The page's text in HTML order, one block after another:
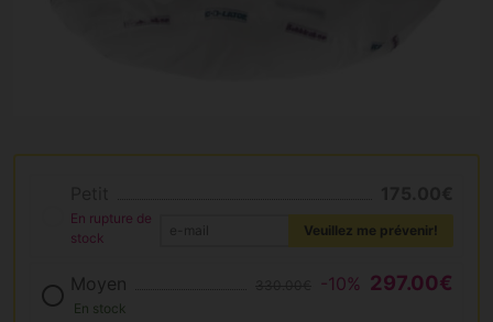
En rupture de
stock
Veuillez me prévenir!
Moyen -10% 297.00€
En stock